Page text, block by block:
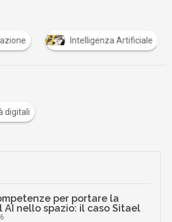
Intelligenza Artificiale
digitali
per portare la
AI nello spazio: il caso Sitael